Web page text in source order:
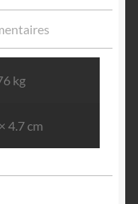
kg
4.7 cm